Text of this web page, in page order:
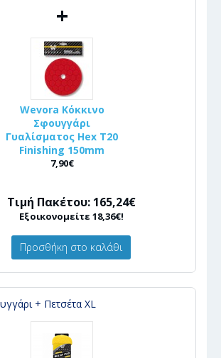
+
Wevora Κόκκινο
Σφουγγάρι
Γυαλίσματος Hex T20
Finishing 150mm
7,90€
Τιμή Πακέτου: 165,24€
Εξοικονομείτε 18,36€!
Προσθήκη στο καλάθι
+ Πετσέτα XL